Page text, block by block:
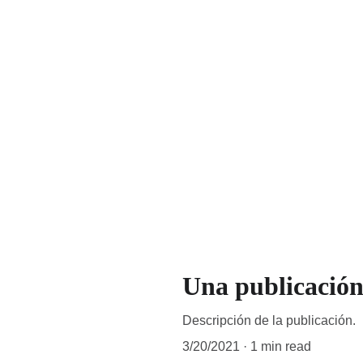
Una publicación
Descripción de la publicación.
3/20/2021
1 min read